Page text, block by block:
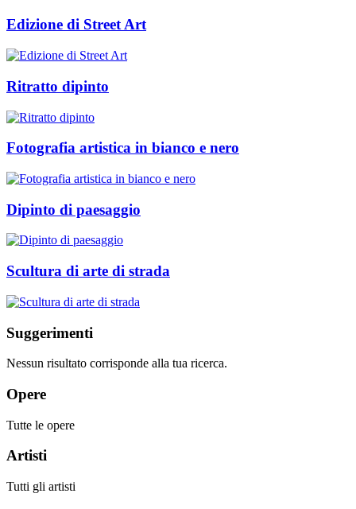
Edizione di Street Art
Ritratto dipinto
Fotografia artistica in bianco e nero
Dipinto di paesaggio
Scultura di arte di strada
Suggerimenti
Nessun risultato corrisponde alla tua ricerca.
Opere
Tutte le opere
Artisti
Tutti gli artisti